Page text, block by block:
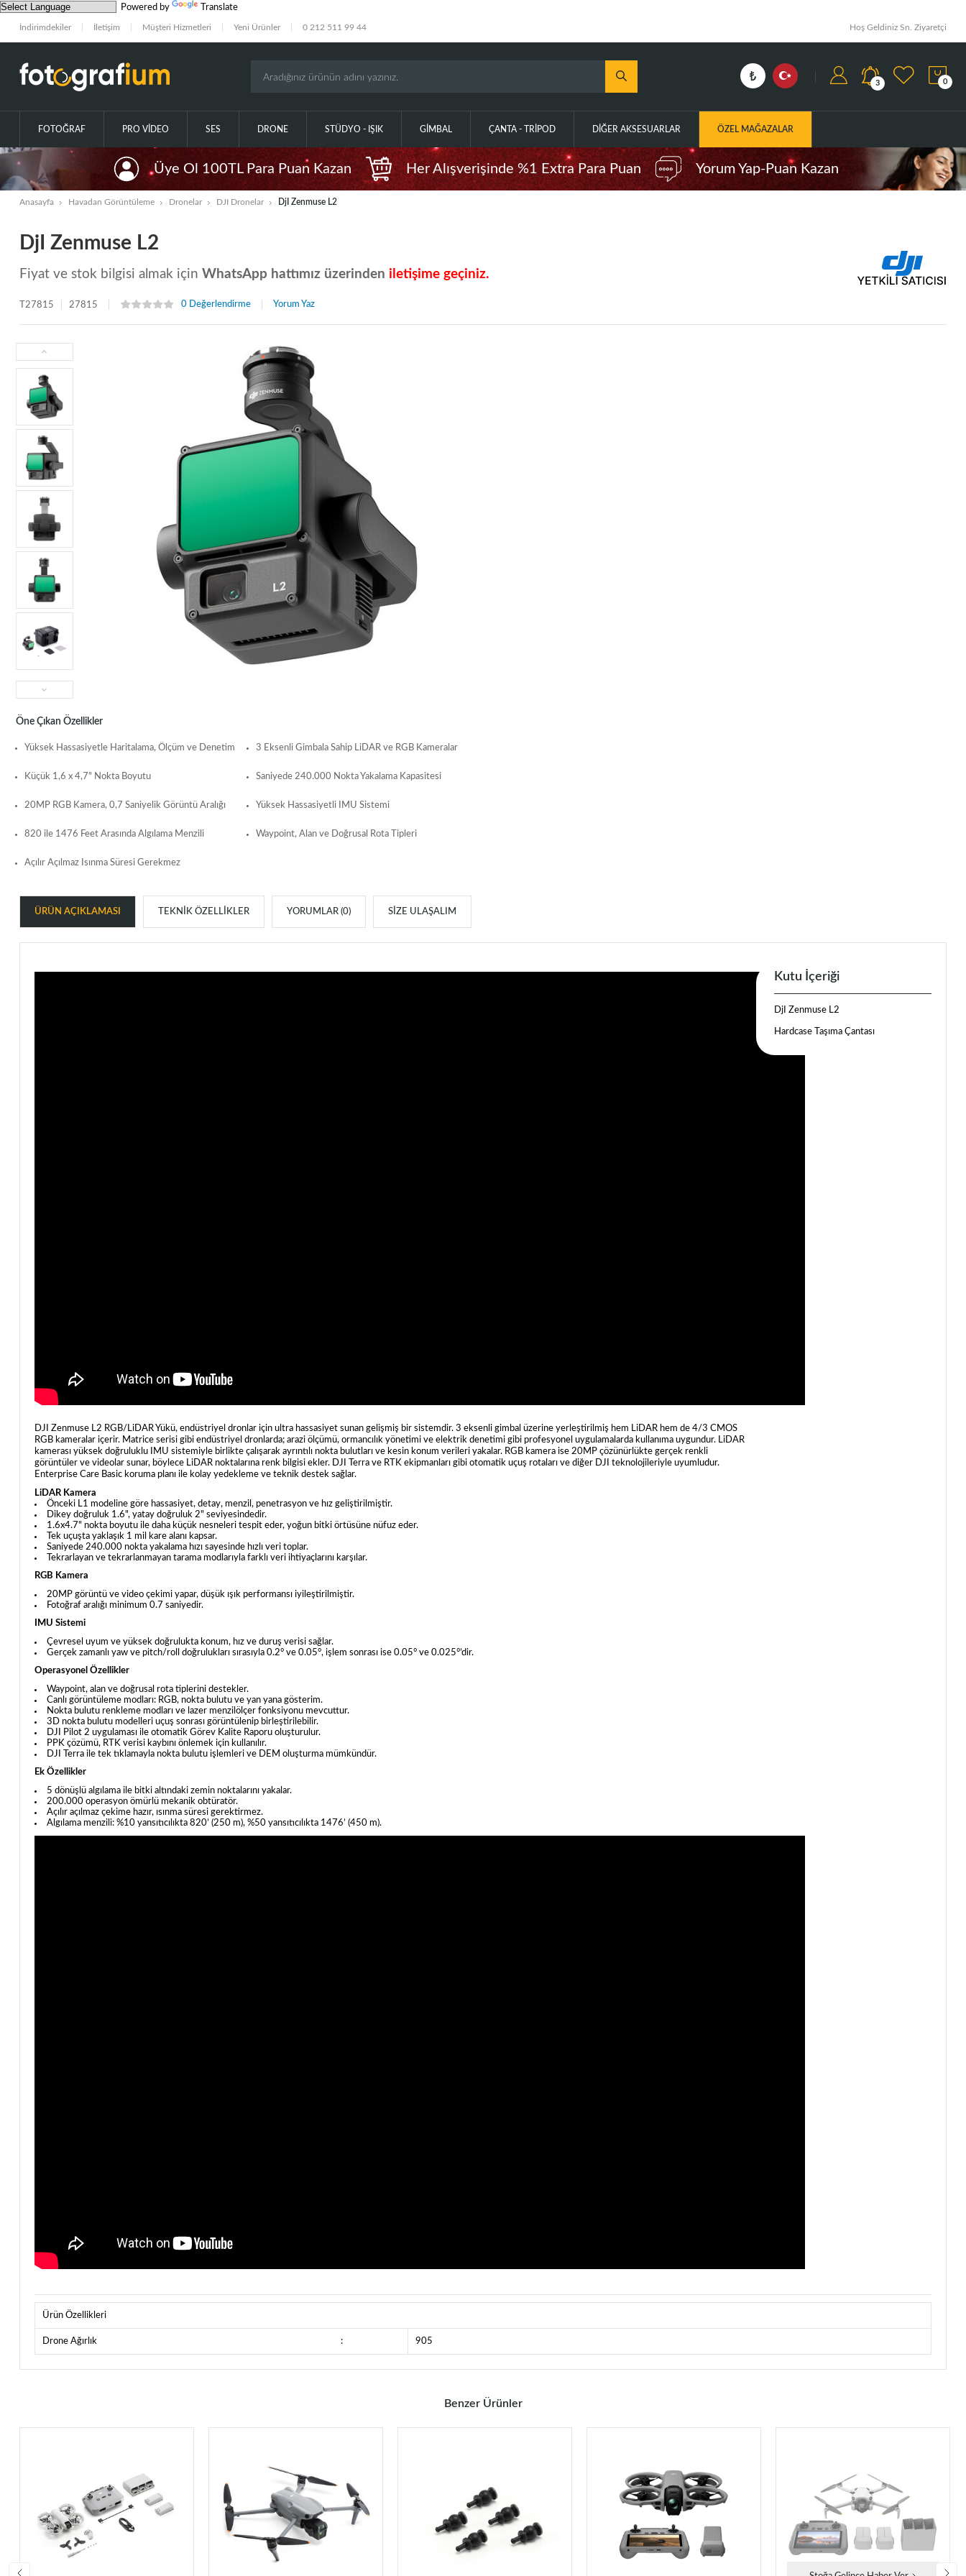
Powered by Translate
İndirimdekiler İletişim Müşteri Hizmetleri Yeni Ürünler 0 212 511 99 44 Hoş Geldiniz Sn. Ziyaretçi
3 0
FOTOĞRAF PRO VIDEO SES DRONE STÜDYO - IŞIK GIMBAL ÇANTA - TRIPOD DIĞER AKSESUARLAR ÖZEL MAĞAZALAR
Üye Ol 100TL Para Puan Kazan Her Alışverişinde %1 Extra Para Puan Yorum Yap-Puan Kazan
Anasayfa Havadan Görüntüleme Dronelar DJI Dronelar DjI Zenmuse L2
DjI Zenmuse L2
Fiyat ve stok bilgisi almak için WhatsApp hattımızüzerinden iletişime geçiniz.
T27815 27815 0 Değerlendirme Yorum Yaz
Öne Çıkan Özellikler
Yüksek Hassasiyetle Haritalama, Ölçüm ve Denetim 3 Eksenli Gimbala Sahip LiDAR ve RGB Kameralar
Küçük 1,6 x 4,7" Nokta Boyutu Saniyede 240.000 Nokta Yakalama Kapasitesi
20MP RGB Kamera, 0,7 Saniyelik Görüntü Aralığı Yüksek Hassasiyetli IMU Sistemi
820 ile 1476 Feet Arasında Algılama Menzili Waypoint, Alan ve Doğrusal Rota Tipleri
Açılır Açılmaz Isınma Süresi Gerekmez
ÜRÜN AÇIKLAMASI TEKNIK ÖZELLIKLER YORUMLAR (0) SIZE ULAŞALIM
DJI Zenmuse L2 RGB/LiDAR Yükü, endüstriyel dronlar için ultra hassasiyet sunan gelişmiş bir sistemdir. 3 eksenli gimbal üzerine yerleştirilmiş hem LiDAR hem de 4/3 CMOS
RGB kameralar içerir. Matrice serisi gibi endüstriyel dronlarda; arazi ölçümü, ormancılık yönetimi ve elektrik denetimi gibi profesyonel uygulamalarda kullanıma uygundur. LiDAR
kamerası yüksek doğruluklu IMU sistemiyle birlikte çalışarak ayrıntılı nokta bulutları ve kesin konum verileri yakalar. RGB kamera ise 20MP çözünürlükte gerçek renkli
görüntüler ve videolar sunar, böylece LiDAR noktalarına renk bilgisi ekler. DJI Terra ve RTK ekipmanları gibi otomatik uçuş rotaları ve diğer DJI teknolojileriyle uyumludur.
Enterprise Care Basic koruma planı ile kolay yedekleme ve teknik destek sağlar.
LiDAR Kamera
Önceki L1 modeline göre hassasiyet, detay, menzil, penetrasyon ve hız geliştirilmiştir.
Dikey doğruluk 1.6", yatay doğruluk 2" seviyesindedir.
1.6x4.7" nokta boyutu ile daha küçük nesneleri tespit eder, yoğun bitki örtüsüne nüfuz eder.
Tek uçuşta yaklaşık 1 mil kare alanı kapsar.
Saniyede 240.000 nokta yakalama hızı sayesinde hızlı veri toplar.
Tekrarlayan ve tekrarlanmayan tarama modlarıyla farklı veri ihtiyaçlarını karşılar.
RGB Kamera
20MP görüntü ve video çekimi yapar, düşük ışık performansı iyileştirilmiştir.
Fotoğraf aralığı minimum 0.7 saniyedir.
IMU Sistemi
Çevresel uyum ve yüksek doğrulukta konum, hız ve duruş verisi sağlar.
Gerçek zamanlı yaw ve pitch/roll doğrulukları sırasıyla 0.2° ve 0.05°, işlem sonrası ise 0.05° ve 0.025°’dir.
Operasyonel Özellikler
Waypoint, alan ve doğrusal rota tiplerini destekler.
Canlı görüntüleme modları: RGB, nokta bulutu ve yan yana gösterim.
Nokta bulutu renkleme modları ve lazer menzilölçer fonksiyonu mevcuttur.
3D nokta bulutu modelleri uçuş sonrası görüntülenip birleştirilebilir.
DJI Pilot 2 uygulaması ile otomatik Görev Kalite Raporu oluşturulur.
PPK çözümü, RTK verisi kaybını önlemek için kullanılır.
DJI Terra ile tek tıklamayla nokta bulutu işlemleri ve DEM oluşturma mümkündür.
Ek Özellikler
5 dönüşlü algılama ile bitki altındaki zemin noktalarını yakalar.
200.000 operasyon ömürlü mekanik obtüratör.
Açılır açılmaz çekime hazır, ısınma süresi gerektirmez.
Algılama menzili: %10 yansıtıcılıkta 820’ (250 m), %50 yansıtıcılıkta 1476’ (450 m).
Kutu İçeriği
DjI Zenmuse L2
Hardcase Taşıma Çantası
Ürün Özellikleri
Drone Ağırlık : 905
Benzer Ürünler